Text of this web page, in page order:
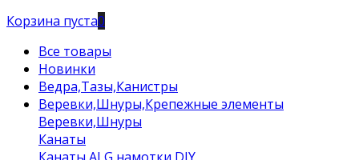
Корзина пуста0
Все товары
Новинки
Ведра,Тазы,Канистры
Веревки,Шнуры,Крепежные элементы
Веревки,Шнуры
Канаты